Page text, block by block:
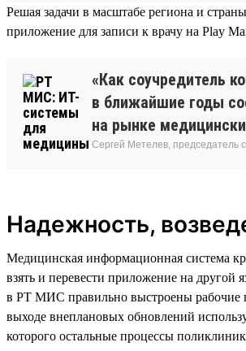
Решая задачи в масштабе региона и
приложение для записи к врачу на Play
«Как соучредитель
в ближайшие годы
на рынке
Сергей Метелев, председатель
Надежность,
Медицинская информационная система
взять и перевести приложение на
в РТ МИС правильно выстроены рабочие
выходе внеплановых обновлений
которого остальные процессы